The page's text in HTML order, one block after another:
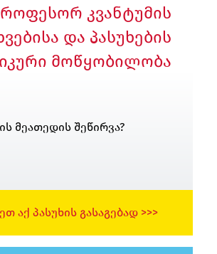
კვანტუმის
და პასუხების
მოწყობილობა
მეათედის შეწირვა?
ᲐᲥ ᲞᲐᲡᲣᲮᲘᲡ ᲒᲐᲡᲐᲒᲔᲑᲐᲓ >>>